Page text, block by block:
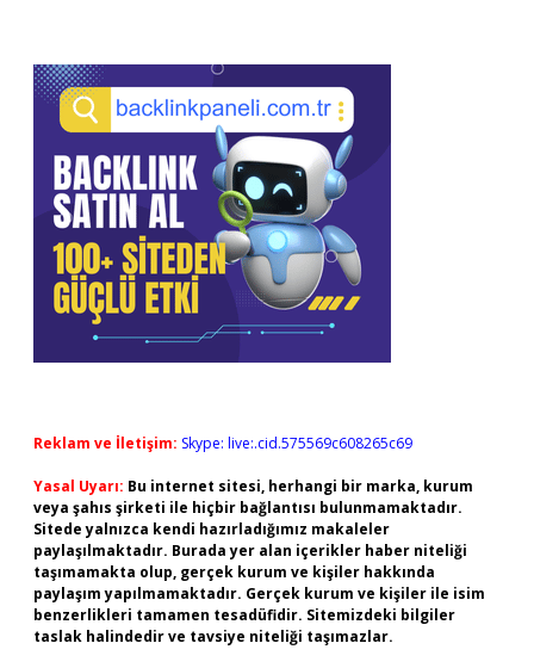
Reklam ve İletişim: Skype: live:.cid.575569c608265c69
Yasal Uyarı: Bu internet sitesi, herhangi bir marka, kurum
veya şahıs şirketi ile hiçbir bağlantısı bulunmamaktadır.
Sitede yalnızca kendi hazırladığımız makaleler
paylaşılmaktadır. Burada yer alan içerikler haber niteliği
taşımamakta olup, gerçek kurum ve kişiler hakkında
paylaşım yapılmamaktadır. Gerçek kurum ve kişiler ile isim
benzerlikleri tamamen tesadüfidir. Sitemizdeki bilgiler
taslak halindedir ve tavsiye niteliği taşımazlar.